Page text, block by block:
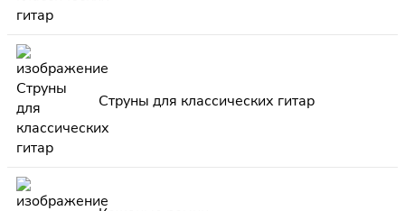
Струны для классических гитар